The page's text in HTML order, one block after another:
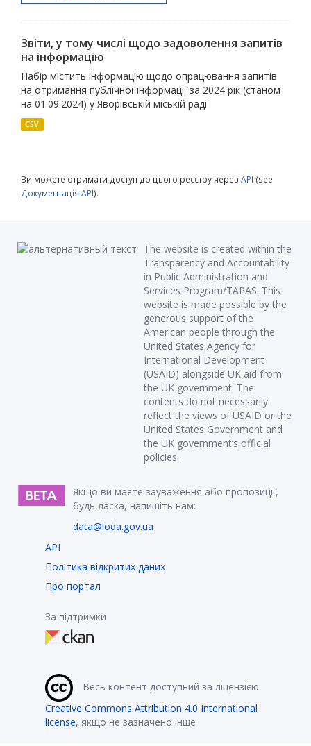
Звіти, у тому числі щодо задоволення запитів
на інформацію
Набір містить інформацію щодо опрацювання запитів
на отримання публічної інформації за 2024 рік (станом
на 01.09.2024) у Яворівській міській раді
CSV
Ви можете отримати доступ до цього реєстру через API (see
Документація API).
The website is created within the
Transparency and Accountability
in Public Administration and
Services Program/TAPAS. This
website is made possible by the
generous support of the
American people through the
United States Agency for
International Development
(USAID) alongside UK aid from
the UK government. The
contents do not necessarily
reflect the views of USAID or the
United States Government and
the UK government’s official
policies.
Якщо ви маєте зауваження або пропозиції,
будь ласка, напишіть нам:
data@loda.gov.ua
API
Політика відкритих даних
Про портал
За підтримки
Весь контент доступний за ліцензією
Creative Commons Attribution 4.0 International
license, якщо не зазначено інше